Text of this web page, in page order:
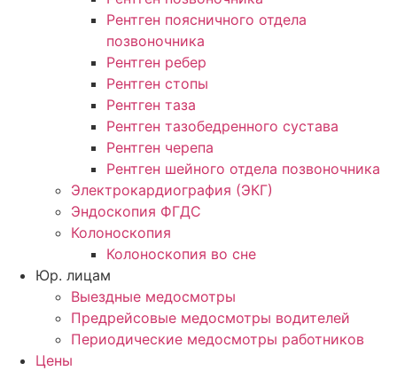
Рентген поясничного отдела
позвоночника
Рентген ребер
Рентген стопы
Рентген таза
Рентген тазобедренного сустава
Рентген черепа
Рентген шейного отдела позвоночника
Электрокардиография (ЭКГ)
Эндоскопия ФГДС
Колоноскопия
Колоноскопия во сне
Юр. лицам
Выездные медосмотры
Предрейсовые медосмотры водителей
Периодические медосмотры работников
Цены